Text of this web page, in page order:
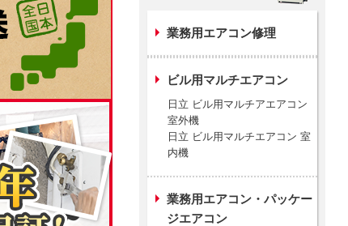
業務用エアコン修理
ビル用マルチエアコン
日立 ビル用マルチアエアコン
室外機
日立 ビル用マルチエアコン 室
内機
業務用エアコン・パッケー
ジエアコン